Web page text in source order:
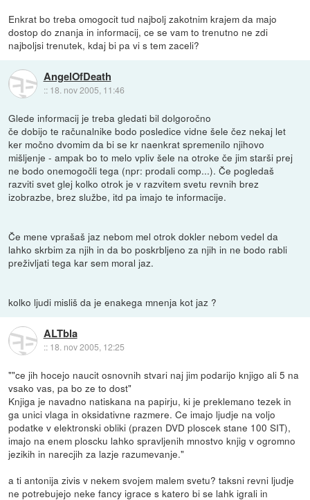
Enkrat bo treba omogocit tud najbolj zakotnim krajem da majo
dostop do znanja in informacij, ce se vam to trenutno ne zdi
najboljsi trenutek, kdaj bi pa vi s tem zaceli?
AngelOfDeath
:: 18. nov 2005, 11:46
Glede informacij je treba gledati bil dolgoročno
če dobijo te računalnike bodo posledice vidne šele čez nekaj let
ker močno dvomim da bi se kr naenkrat spremenilo njihovo
mišljenje - ampak bo to melo vpliv šele na otroke če jim starši prej
ne bodo onemogočli tega (npr: prodali comp...). Če pogledaš
razviti svet glej kolko otrok je v razvitem svetu revnih brez
izobrazbe, brez službe, itd pa imajo te informacije.
Če mene vprašaš jaz nebom mel otrok dokler nebom vedel da
lahko skrbim za njih in da bo poskrbljeno za njih in ne bodo rabli
preživljati tega kar sem moral jaz.
kolko ljudi misliš da je enakega mnenja kot jaz ?
ALTbla
:: 18. nov 2005, 12:25
""ce jih hocejo naucit osnovnih stvari naj jim podarijo knjigo ali 5 na
vsako vas, pa bo ze to dost"
Knjiga je navadno natiskana na papirju, ki je preklemano tezek in
ga unici vlaga in oksidativne razmere. Ce imajo ljudje na voljo
podatke v elektronski obliki (prazen DVD ploscek stane 100 SIT),
imajo na enem ploscku lahko spravljenih mnostvo knjig v ogromno
jezikih in narecjih za lazje razumevanje."
a ti antonija zivis v nekem svojem malem svetu? taksni revni ljudje
ne potrebujejo neke fancy igrace s katero bi se lahk igrali in